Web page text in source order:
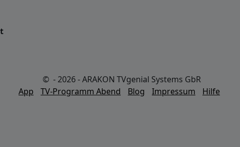
© - 2026 - ARAKON TVgenial Systems GbR
App
TV-Programm Abend Blog Impressum Hilfe